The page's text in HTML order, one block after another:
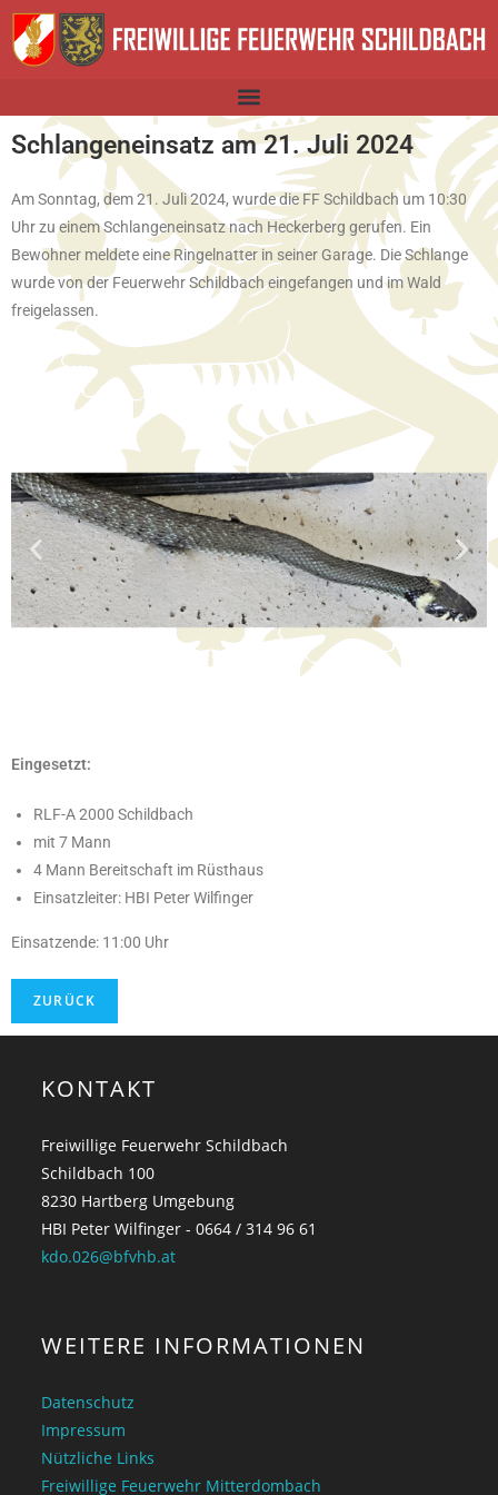
Schlangeneinsatz am 21. Juli 2024
Am Sonntag, dem 21. Juli 2024, wurde die FF Schildbach um 10:30
Uhr zu einem Schlangeneinsatz nach Heckerberg gerufen. Ein
Bewohner meldete eine Ringelnatter in seiner Garage. Die Schlange
wurde von der Feuerwehr Schildbach eingefangen und im Wald
freigelassen.
Eingesetzt:
RLF-A 2000 Schildbach
mit 7 Mann
4 Mann Bereitschaft im Rüsthaus
Einsatzleiter: HBI Peter Wilfinger
Einsatzende: 11:00 Uhr
KONTAKT
Freiwillige Feuerwehr Schildbach
Schildbach 100
8230 Hartberg Umgebung
HBI Peter Wilfinger - 0664 / 314 96 61
kdo.026@bfvhb.at
WEITERE INFORMATIONEN
Datenschutz
Impressum
Nützliche Links
Freiwillige Feuerwehr Mitterdombach